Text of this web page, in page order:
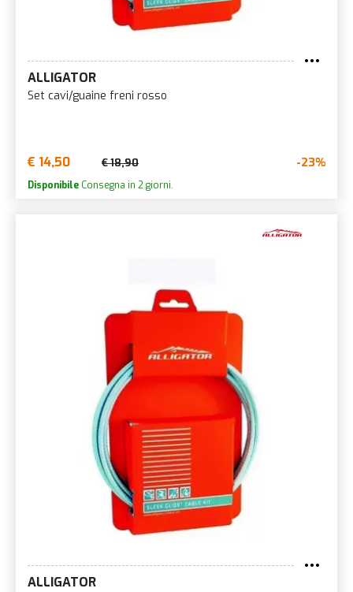
ALLIGATOR
Set cavi/guaine freni rosso
€ 14,50 € 18,90 -23%
Disponibile Consegna in 2 giorni.
ALLIGATOR